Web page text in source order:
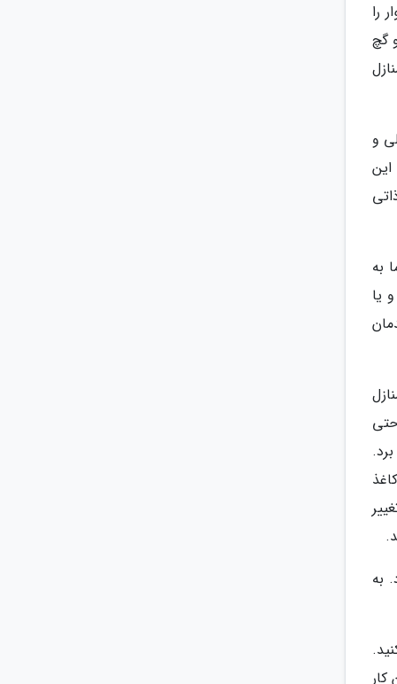
را
گچ
و
به
یا
به